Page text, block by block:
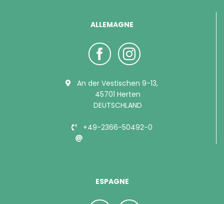
ALLEMAGNE
An der Vestischen 9-13,
45701 Herten
DEUTSCHLAND
+49-2366-50492-0
ESPAGNE